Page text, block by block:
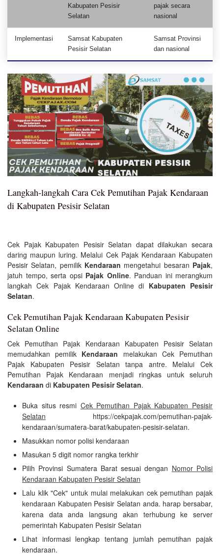
Kabupaten Pesisir
Selatan
pajak secara
nasional
Implementasi
Samsat Kabupaten
Pesisir Selatan
Samsat Provinsi
dan nasional
Langkah-langkah Cara Cek Pemutihan Pajak Kendaraan
di Kabupaten Pesisir Selatan
Cek Pajak Kabupaten Pesisir Selatan dapat dilakukan secara
daring maupun luring. Melalui Cek Pajak Kendaraan Kabupaten
Pesisir Selatan, pemilik Kendaraan mengetahui besaran Pajak,
jatuh tempo, serta opsi Pajak Online. Panduan ini merangkum
langkah Cek Pajak Kendaraan Online di Kabupaten Pesisir
Selatan.
Cek Pemutihan Pajak Kendaraan Kabupaten Pesisir
Selatan Online
Cek Pemutihan Pajak Kendaraan Kabupaten Pesisir Selatan
memudahkan pemilik Kendaraan melakukan Cek Pemutihan
Pajak Kabupaten Pesisir Selatan tanpa antre. Melalui Cek
Pemutihan Pajak Kendaraan menjadi ringkas untuk seluruh
Kendaraan di Kabupaten Pesisir Selatan.
Buka situs resmi Cek Pemutihan Pajak Kabupaten Pesisir
Selatan https://cekpajak.com/pemutihan-pajak-
kendaraan/sumatera-barat/kabupaten-pesisir-selatan.
Masukkan nomor polisi kendaraan
Masukan 5 digit nomor rangka terkhir
Pilih Provinsi Sumatera Barat sesuai dengan Nomor Polisi
Kendaraan Kabupaten Pesisir Selatan
Lalu klik "Cek" untuk mulai melakukan cek pemutihan pajak
kendaraan Kabupaten Pesisir Selatan anda. harap bersabar,
karena data anda langsung akan terhubung ke server
pemerintah Kabupaten Pesisir Selatan
Lihat informasi lengkap tentang jumlah pemutihan pajak
kendaraan.